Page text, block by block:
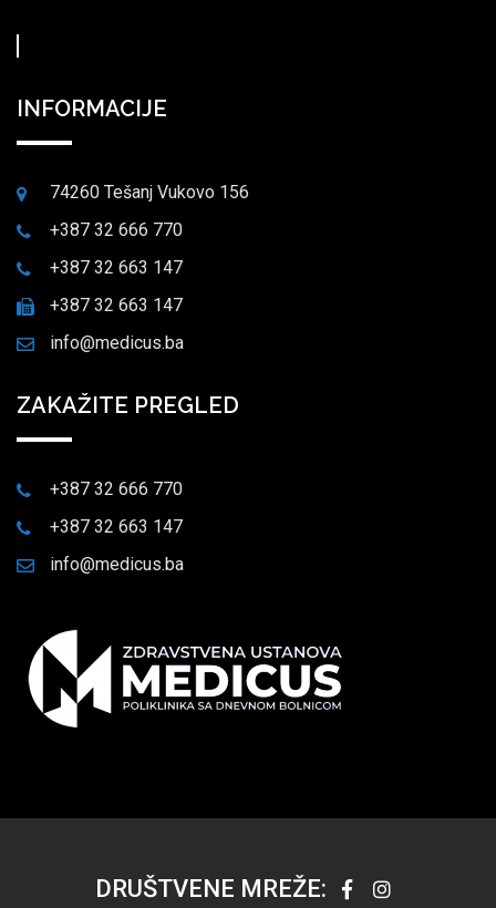
INFORMACIJE
74260 Tešanj Vukovo 156
+387 32 666 770
+387 32 663 147
+387 32 663 147
info@medicus.ba
ZAKAŽITE PREGLED
+387 32 666 770
+387 32 663 147
info@medicus.ba
DRUŠTVENE MREŽE: